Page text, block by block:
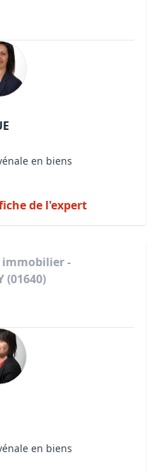
en biens
de l'expert
immobilier -
(01640)
en biens